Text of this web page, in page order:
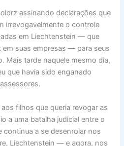
assinando declarações que
irrevogavelmente o controle
em Liechtenstein — que
em suas empresas — para seus
Mais tarde naquele mesmo dia,
que havia sido enganado
filhos que queria revogar as
a uma batalha judicial entre o
continua a se desenrolar nos
Liechtenstein — e agora, nos